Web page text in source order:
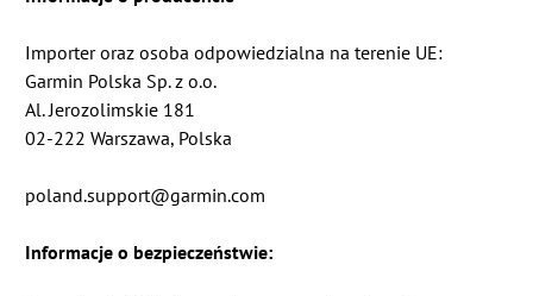
Importer oraz osoba odpowiedzialna na terenie UE:
Garmin Polska Sp. z o.o.
Al. Jerozolimskie 181
02-222 Warszawa, Polska
poland.support@garmin.com
Informacje o bezpieczeństwie: